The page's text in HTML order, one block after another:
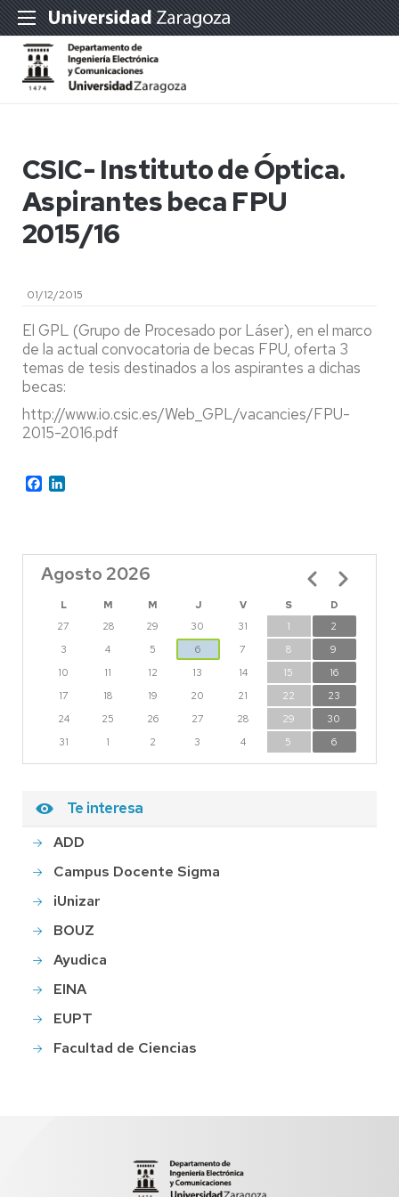
CSIC- Instituto de Óptica.
Aspirantes beca FPU
2015/16
01/12/2015
El GPL (Grupo de Procesado por Láser), en el marco
de la actual convocatoria de becas FPU, oferta 3
temas de tesis destinados a los aspirantes a dichas
becas:
http://www.io.csic.es/Web_GPL/vacancies/FPU-
2015-2016.pdf
Facebook
Agosto 2026
L M M J V S
D
27
28 29 30 31 1
2
3
4 5 6 7 8
9
10
11 12 13 14 15
16
17
18 19 20 21 22
23
24
25 26 27 28 29
30
31
1 2 3 4 5 6
Paginación
Te interesa
ADD
Campus Docente Sigma
iUnizar
BOUZ
Ayudica
EINA
EUPT
Facultad de Ciencias